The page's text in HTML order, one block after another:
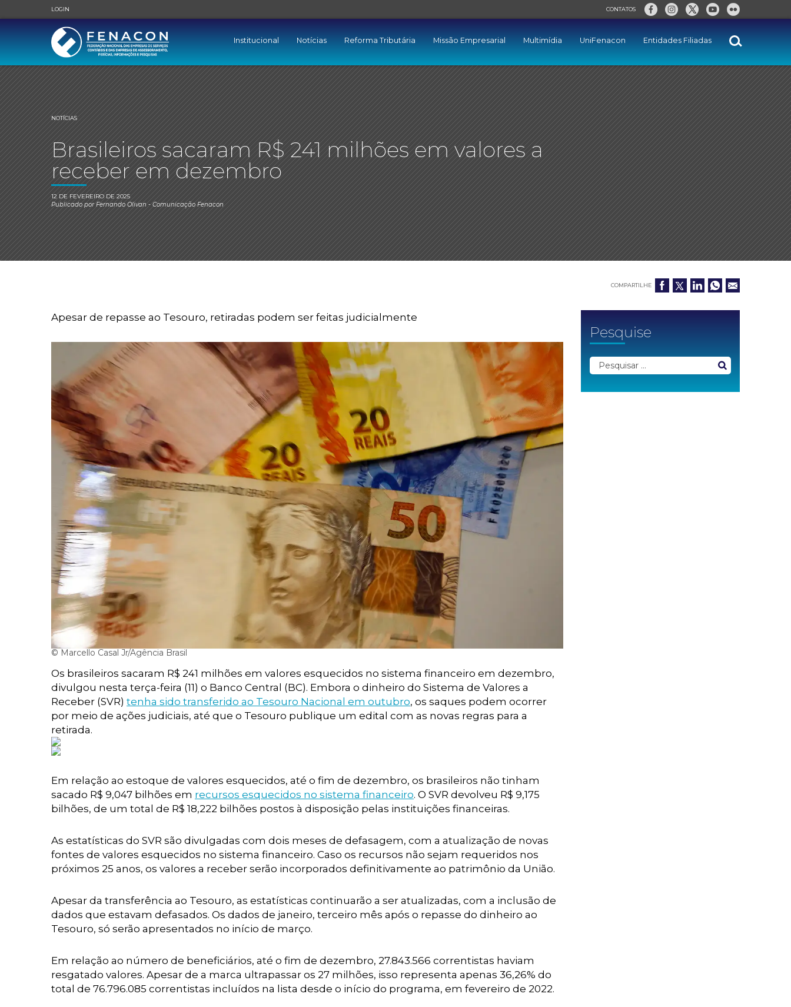
LOGIN CONTATOS
Institucional Notícias Reforma Tributária Missão Empresarial Multimídia UniFenacon Entidades Filiadas
NOTÍCIAS
Brasileiros sacaram R$ 241 milhões em valores a
receber em dezembro
12 DE FEVEREIRO DE 2025
Publicado porFernando Olivan- Comunicação Fenacon
COMPARTILHE
Apesar de repasse ao Tesouro, retiradas podem ser feitas judicialmente
© Marcello Casal Jr/Agência Brasil
Os brasileiros sacaram R$ 241 milhões em valores esquecidos no sistema financeiro em dezembro,
divulgou nesta terça-feira (11) o Banco Central (BC). Embora o dinheiro do Sistema de Valores a
Receber (SVR) tenha sido transferido ao Tesouro Nacional em outubro, os saques podem ocorrer
por meio de ações judiciais, até que o Tesouro publique um edital com as novas regras para a
retirada.
Em relação ao estoque de valores esquecidos, até o fim de dezembro, os brasileiros não tinham
sacado R$ 9,047 bilhões em recursos esquecidos no sistema financeiro. O SVR devolveu R$ 9,175
bilhões, de um total de R$ 18,222 bilhões postos à disposição pelas instituições financeiras.
As estatísticas do SVR são divulgadas com dois meses de defasagem, com a atualização de novas
fontes de valores esquecidos no sistema financeiro. Caso os recursos não sejam requeridos nos
próximos 25 anos, os valores a receber serão incorporados definitivamente ao patrimônio da União.
Apesar da transferência ao Tesouro, as estatísticas continuarão a ser atualizadas, com a inclusão de
dados que estavam defasados. Os dados de janeiro, terceiro mês após o repasse do dinheiro ao
Tesouro, só serão apresentados no início de março.
Em relação ao número de beneficiários, até o fim de dezembro, 27.843.566 correntistas haviam
resgatado valores. Apesar de a marca ultrapassar os 27 milhões, isso representa apenas 36,26% do
total de 76.796.085 correntistas incluídos na lista desde o início do programa, em fevereiro de 2022.
Pesquise